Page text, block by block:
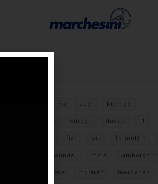
anteprima audi brembo
caratteristiche citroen ducati F1
fiat ford formula E
hyundai imola lamborghini
libere mclaren mercedes